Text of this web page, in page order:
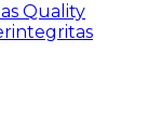
Quality